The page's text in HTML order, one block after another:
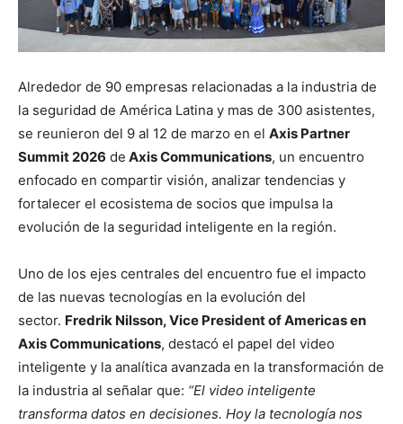
Alrededor de 90 empresas relacionadas a la industria de
la seguridad de América Latina y mas de 300 asistentes,
se reunieron del 9 al 12 de marzo en el Axis Partner
Summit 2026 de Axis Communications, un encuentro
enfocado en compartir visión, analizar tendencias y
fortalecer el ecosistema de socios que impulsa la
evolución de la seguridad inteligente en la región.
Uno de los ejes centrales del encuentro fue el impacto
de las nuevas tecnologías en la evolución del
sector. Fredrik Nilsson, Vice President of Americas en
Axis Communications, destacó el papel del video
inteligente y la analítica avanzada en la transformación de
la industria al señalar que: “El video inteligente
transforma datos en decisiones. Hoy la tecnología nos